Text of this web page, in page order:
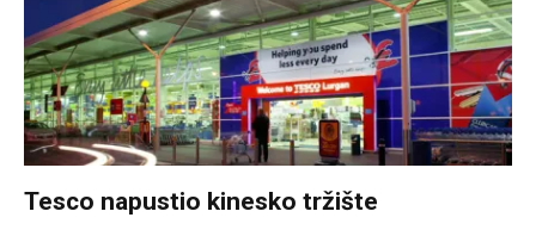
Tesco napustio kinesko tržište